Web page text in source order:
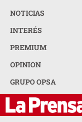
NOTICIAS
INTERÉS
PREMIUM
OPINION
GRUPO OPSA